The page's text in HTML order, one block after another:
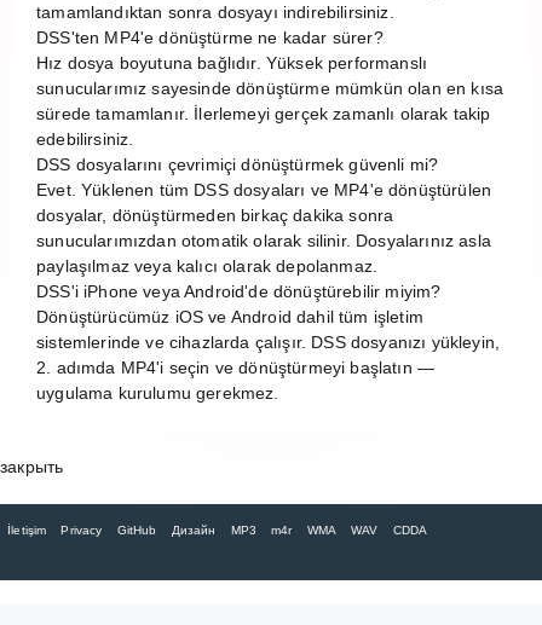
tamamlandıktan sonra dosyayı indirebilirsiniz.
DSS'ten MP4'e dönüştürme ne kadar sürer?
Hız dosya boyutuna bağlıdır. Yüksek performanslı
sunucularımız sayesinde dönüştürme mümkün olan en kısa
sürede tamamlanır. İlerlemeyi gerçek zamanlı olarak takip
edebilirsiniz.
DSS dosyalarını çevrimiçi dönüştürmek güvenli mi?
Evet. Yüklenen tüm DSS dosyaları ve MP4'e dönüştürülen
dosyalar, dönüştürmeden birkaç dakika sonra
sunucularımızdan otomatik olarak silinir. Dosyalarınız asla
paylaşılmaz veya kalıcı olarak depolanmaz.
DSS'i iPhone veya Android'de dönüştürebilir miyim?
Dönüştürücümüz iOS ve Android dahil tüm işletim
sistemlerinde ve cihazlarda çalışır. DSS dosyanızı yükleyin,
2. adımda MP4'i seçin ve dönüştürmeyi başlatın —
uygulama kurulumu gerekmez.
закрыть
İletişim Privacy GitHub Дизайн MP3 m4r WMA WAV CDDA